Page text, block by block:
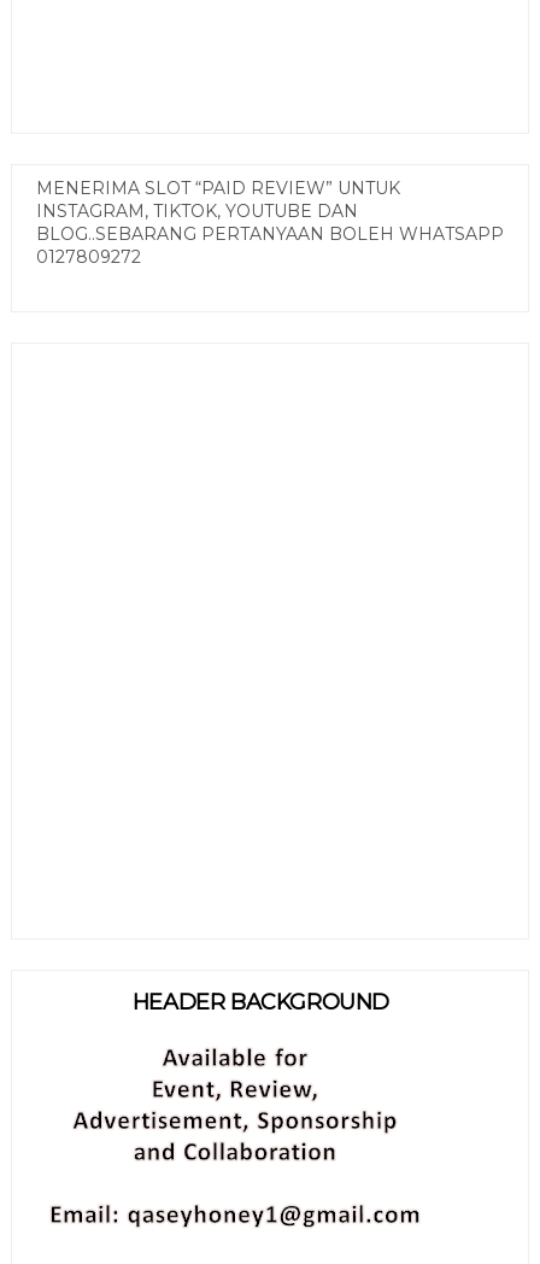
MENERIMA SLOT “PAID REVIEW” UNTUK
INSTAGRAM, TIKTOK, YOUTUBE DAN
BLOG..SEBARANG PERTANYAAN BOLEH WHATSAPP
0127809272
HEADER BACKGROUND